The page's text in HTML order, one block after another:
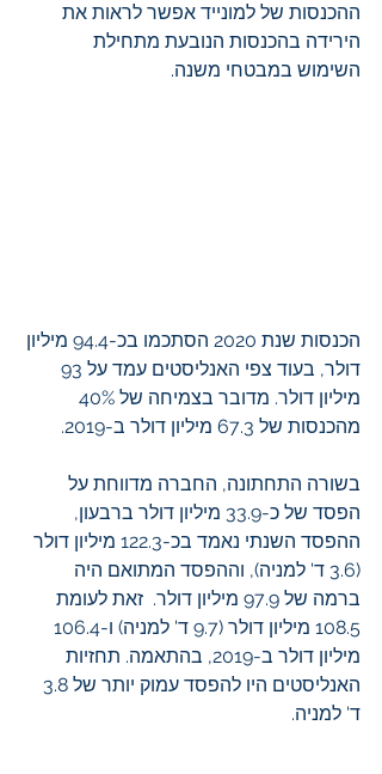
ההכנסות של למונייד אפשר לראות את
הירידה בהכנסות הנובעת מתחילת
השימוש במבטחי משנה.
הכנסות שנת 2020 הסתכמו בכ-94.4 מיליון
מהכנסות של 67.3 מיליון דולר ב-2019.
בשורה התחתונה, החברה מדווחת על
הפסד של כ-33.9 מיליון דולר ברבעון,
ההפסד השנתי נאמד בכ-122.3 מיליון דולר
(3.6 ד' למניה), וההפסד המתואם היה
ברמה של 97.9 מיליון דולר.  זאת לעומת
מיליון דולר ב-2019, בהתאמה. תחזיות
ד' למניה.